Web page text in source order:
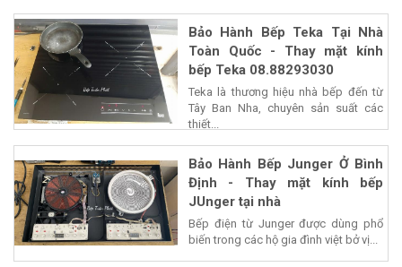
Bảo Hành Bếp Teka Tại Nhà
Toàn Quốc - Thay mặt kính
bếp Teka 08.88293030
Teka là thương hiệu nhà bếp đến từ
Tây Ban Nha, chuyên sản suất các
thiết...
Bảo Hành Bếp Junger Ở Bình
Định - Thay mặt kính bếp
JUnger tại nhà
Bếp điện từ Junger được dùng phổ
biến trong các hộ gia đình việt bở vị...